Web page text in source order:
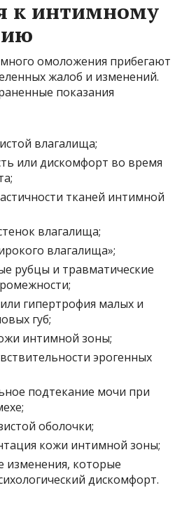
к интимному
омоложения прибегают
жалоб и изменений.
показания
влагалища;
или дискомфорт во время
тканей интимной
влагалища;
влагалища»;
рубцы и травматические
гипертрофия малых и
губ;
интимной зоны;
эрогенных
подтекание мочи при
оболочки;
кожи интимной зоны;
изменения, которые
дискомфорт.